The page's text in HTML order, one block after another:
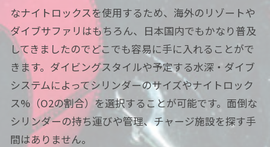
なナイトロックスを使用するため、海外のリゾートや
ダイブサファリはもちろん、日本国内でもかなり普及
してきましたのでどこでも容易に手に入れることがで
きます。ダイビングスタイルや予定する水深・ダイブ
システムによってシリンダーのサイズやナイトロック
ス%（O2の割合）を選択することが可能です。面倒な
シリンダーの持ち運びや管理、チャージ施設を探す手
間はありません。